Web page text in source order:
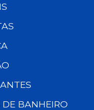
DE BANHEIRO